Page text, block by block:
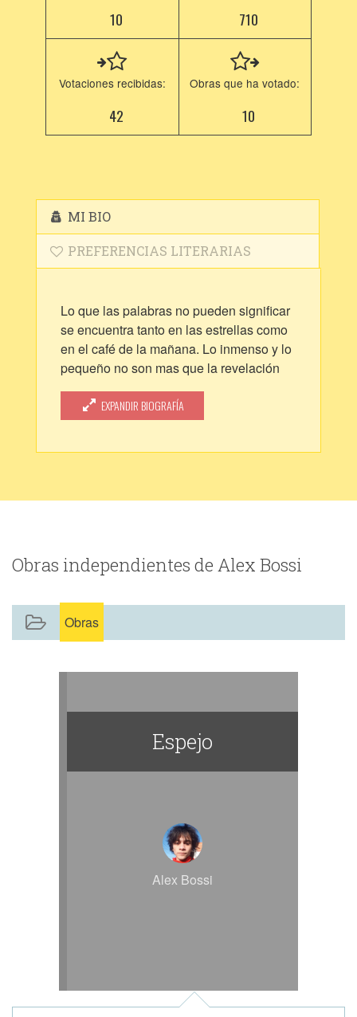
10 710
Votaciones recibidas:
42
Obras que ha votado:
10
MI BIO
PREFERENCIAS LITERARIAS
Lo que las palabras no pueden significar
se encuentra tanto en las estrellas como
en el café de la mañana. Lo inmenso y lo
pequeño no son mas que la revelación
de una misma cosa: lo absurdo e
inentendible del ser.
EXPANDIR BIOGRAFÍA
Obras independientes de Alex Bossi
Obras
Espejo
Alex Bossi